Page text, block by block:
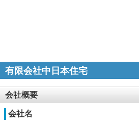
有限会社中日本住宅
会社概要
会社名